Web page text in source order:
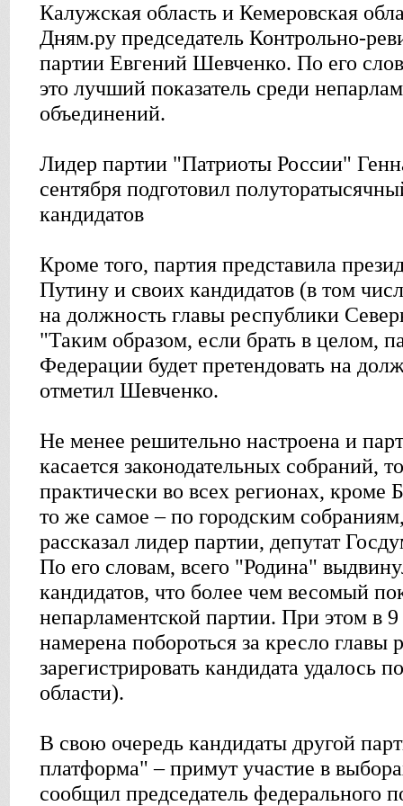
Калужская область и Кемеровская
Дням.ру председатель Контрольно-
партии Евгений Шевченко. По его
это лучший показатель среди
объединений.
Лидер партии "Патриоты России"
сентября подготовил
кандидатов
Кроме того, партия представила
Путину и своих кандидатов (в том
на должность главы республики
"Таким образом, если брать в целом,
Федерации будет претендовать на
отметил Шевченко.
Не менее решительно настроена и
касается законодательных собраний,
практически во всех регионах, кроме
то же самое – по городским
рассказал лидер партии, депутат
По его словам, всего "Родина"
кандидатов, что более чем весомый
непарламентской партии. При этом в
намерена побороться за кресло главы
зарегистрировать кандидата удалось
области).
В свою очередь кандидаты другой
платформа" – примут участие в
сообщил председатель федерального